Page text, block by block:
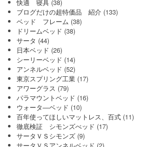
快適 寝具 (38)
ブログだけの超特価品 紹介 (133)
ベッド フレーム (38)
ドリームベッド (38)
サータ (44)
日本ベッド (26)
シーリーベッド (14)
アンネルベッド (52)
東京スプリング工業 (17)
アワーグラス (79)
パラマウントベッド (16)
ウォータ―ベッド (10)
百年使ってほしいマットレス、百式 (11)
徹底検証 シモンズべッド (17)
サータＶＳシモンズ (9)
サータＶＳアンネルベッド (2)